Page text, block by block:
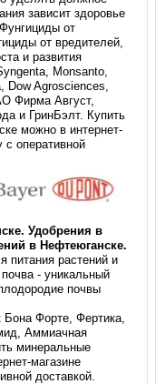
зависит здоровье
от
от вредителей,
и развития
Monsanto,
Dow Agrosciences,
Фирма Август,
и ГринБэлт. Купить
можно в интернет-
с оперативной
Удобрения в
в Нефтеюганске.
питания растений и
- уникальный
почвы
Форте, Фертика,
Аммиачная
минеральные
магазине
доставкой.